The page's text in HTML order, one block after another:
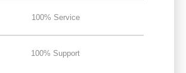
100% Service
100% Support